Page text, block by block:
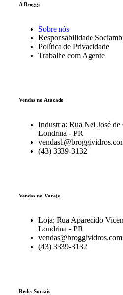
A Broggi
Sobre nós
Responsabilidade
Política de Privacidade
Trabalhe com Agente
Vendas no Atacado
Industria: Rua Nei José
Londrina - PR
(43) 3339-3132
Vendas no Varejo
Loja: Rua Aparecido
Londrina - PR
(43) 3339-3132
Redes Sociais